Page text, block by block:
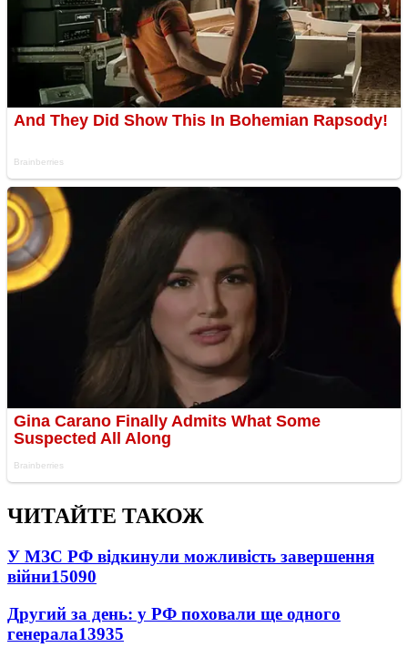
ЧИТАЙТЕ ТАКОЖ
У МЗС РФ відкинули можливість завершення
війни15090
Другий за день: у РФ поховали ще одного
генерала13935